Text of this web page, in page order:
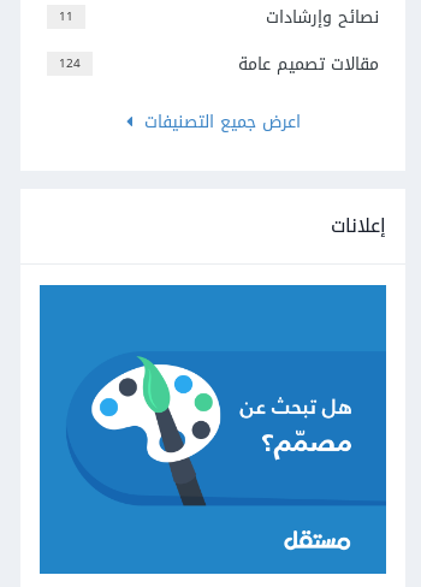
11 نصائح وإرشادات
124
مقالات تصميم عامة
اعرض جميع التصنيفات
إعلانات